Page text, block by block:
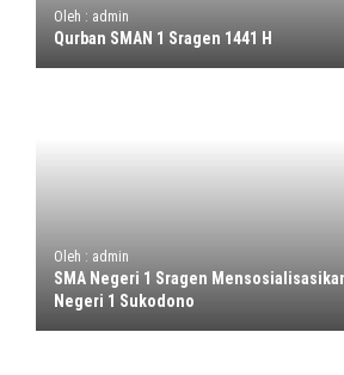
Oleh : admin
Qurban SMAN 1 Sragen 1441 H
Oleh : admin
SMA Negeri 1 Sragen
Negeri 1 Sukodono